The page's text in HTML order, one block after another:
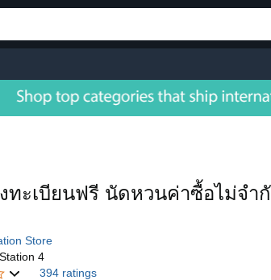
ทะเบียนฟรี นัดหวนค่าซื้อไม่จำ
Store
4
394 ratings